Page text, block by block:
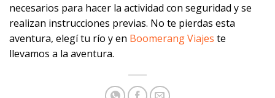
necesarios para hacer la actividad con seguridad y se
realizan instrucciones previas. No te pierdas esta
aventura, elegí tu río y en Boomerang Viajes te
llevamos a la aventura.